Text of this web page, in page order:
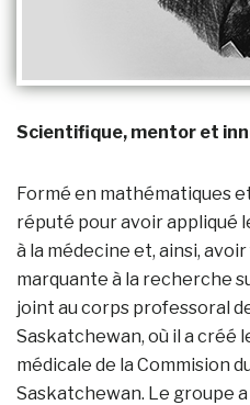
Scientifique, mentor et
Formé en mathématiques
réputé pour avoir appliqué
à la médecine et, ainsi,
marquante à la recherche
joint au corps professoral
Saskatchewan, où il a créé
médicale de la Commision
Saskatchewan. Le groupe